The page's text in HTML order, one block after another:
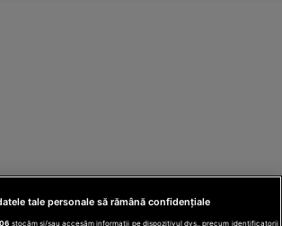
tale personale să rămână confidențiale
stocăm și/sau accesăm informații pe dispozitivul dvs., precum identificatorii